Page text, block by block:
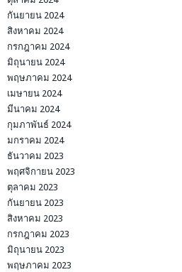
กันยายน 2024
สิงหาคม 2024
กรกฎาคม 2024
มิถุนายน 2024
พฤษภาคม 2024
เมษายน 2024
มีนาคม 2024
กุมภาพันธ์ 2024
มกราคม 2024
ธันวาคม 2023
พฤศจิกายน 2023
ตุลาคม 2023
กันยายน 2023
สิงหาคม 2023
กรกฎาคม 2023
มิถุนายน 2023
พฤษภาคม 2023